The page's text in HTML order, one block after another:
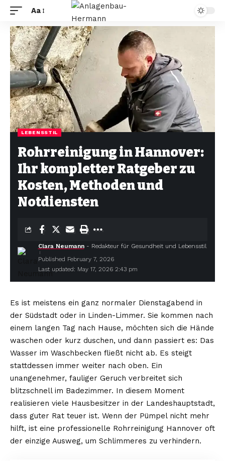
Aa
LEBENSSTIL
Rohrreinigung in Hannover:
Ihr kompletter Ratgeber zu
Kosten, Methoden und
Notdiensten
Last updated: May 17, 2026 2:43 pm
Clara Neumann - Redakteur für Gesundheit und Lebensstil
Published February 7, 2026
Es ist meistens ein ganz normaler Dienstagabend in
der Südstadt oder in Linden-Limmer. Sie kommen nach
einem langen Tag nach Hause, möchten sich die Hände
waschen oder kurz duschen, und dann passiert es: Das
Wasser im Waschbecken fließt nicht ab. Es steigt
stattdessen immer weiter nach oben. Ein
unangenehmer, fauliger Geruch verbreitet sich
blitzschnell im Badezimmer. In diesem Moment
realisieren viele Hausbesitzer in der Landeshauptstadt,
dass guter Rat teuer ist. Wenn der Pümpel nicht mehr
hilft, ist eine professionelle Rohrreinigung Hannover oft
der einzige Ausweg, um Schlimmeres zu verhindern.